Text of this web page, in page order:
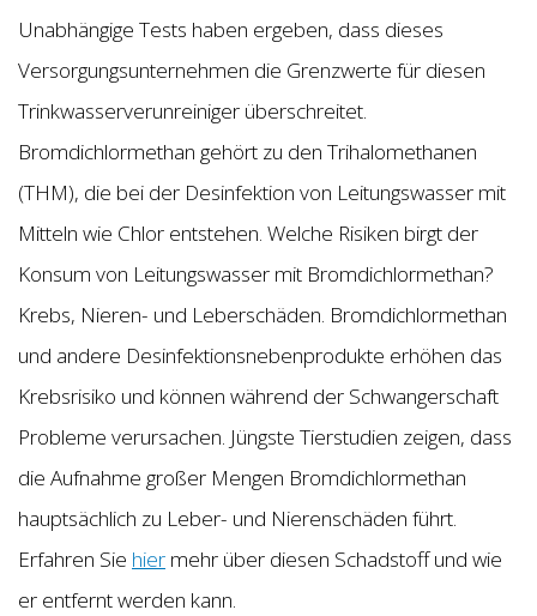
Unabhängige Tests haben ergeben, dass dieses
Versorgungsunternehmen die Grenzwerte für diesen
Trinkwasserverunreiniger überschreitet.
Bromdichlormethan gehört zu den Trihalomethanen
(THM), die bei der Desinfektion von Leitungswasser mit
Mitteln wie Chlor entstehen. Welche Risiken birgt der
Konsum von Leitungswasser mit Bromdichlormethan?
Krebs, Nieren- und Leberschäden. Bromdichlormethan
und andere Desinfektionsnebenprodukte erhöhen das
Krebsrisiko und können während der Schwangerschaft
Probleme verursachen. Jüngste Tierstudien zeigen, dass
die Aufnahme großer Mengen Bromdichlormethan
hauptsächlich zu Leber- und Nierenschäden führt.
Erfahren Sie hier mehr über diesen Schadstoff und wie
er entfernt werden kann.